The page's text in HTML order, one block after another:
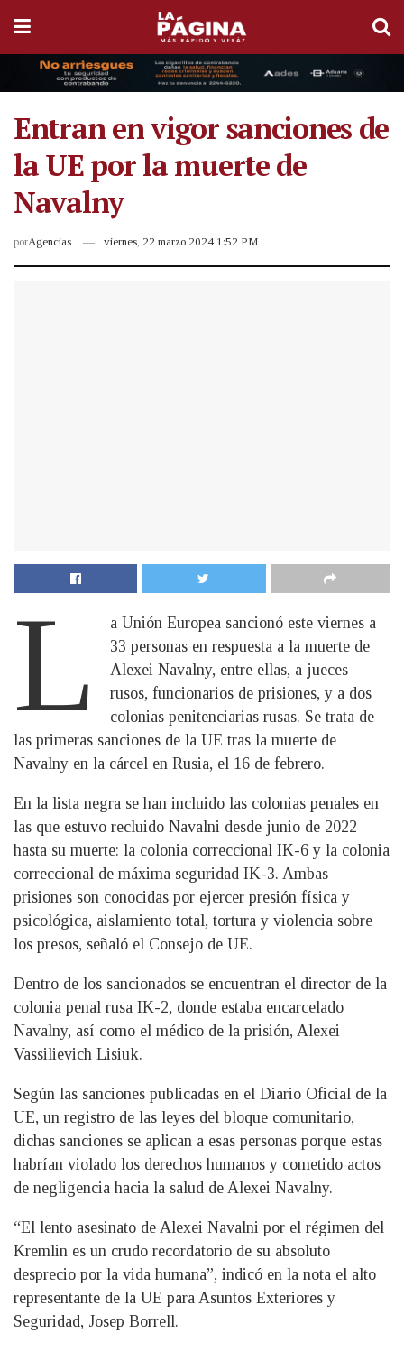
Entran en vigor sanciones de
la UE por la muerte de
Navalny
porAgencias viernes, 22 marzo 2024 1:52 PM
L
a Unión Europea sancionó este viernes a
33 personas en respuesta a la muerte de
Alexei Navalny, entre ellas, a jueces
rusos, funcionarios de prisiones, y a dos
colonias penitenciarias rusas. Se trata de
las primeras sanciones de la UE tras la muerte de
Navalny en la cárcel en Rusia, el 16 de febrero.
En la lista negra se han incluido las colonias penales en
las que estuvo recluido Navalni desde junio de 2022
hasta su muerte: la colonia correccional IK-6 y la colonia
correccional de máxima seguridad IK-3. Ambas
prisiones son conocidas por ejercer presión física y
psicológica, aislamiento total, tortura y violencia sobre
los presos, señaló el Consejo de UE.
Dentro de los sancionados se encuentran el director de la
colonia penal rusa IK-2, donde estaba encarcelado
Navalny, así como el médico de la prisión, Alexei
Vassilievich Lisiuk.
Según las sanciones publicadas en el Diario Oficial de la
UE, un registro de las leyes del bloque comunitario,
dichas sanciones se aplican a esas personas porque estas
habrían violado los derechos humanos y cometido actos
de negligencia hacia la salud de Alexei Navalny.
“El lento asesinato de Alexei Navalni por el régimen del
Kremlin es un crudo recordatorio de su absoluto
desprecio por la vida humana”, indicó en la nota el alto
representante de la UE para Asuntos Exteriores y
Seguridad, Josep Borrell.